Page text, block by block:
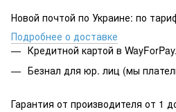
Новой почтой по Украине: по
Подробнее о доставке
Кредитной картой в WayForPay.
Безнал для юр. лиц (мы
Гарантия от производителя от 1